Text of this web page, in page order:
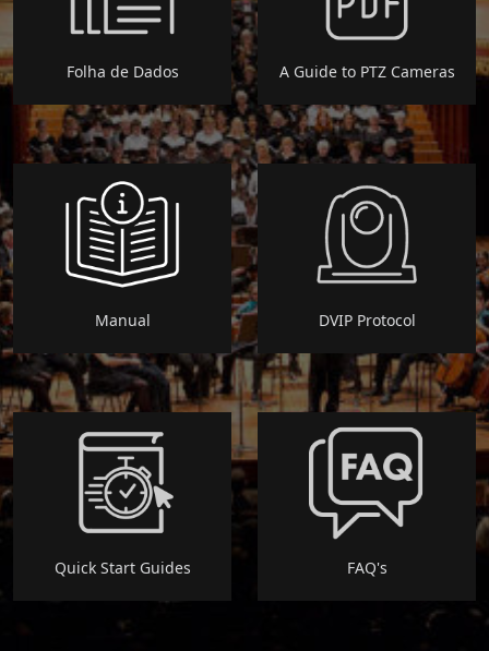
Folha de Dados A Guide to PTZ Cameras
Manual DVIP Protocol
Quick Start Guides FAQ's